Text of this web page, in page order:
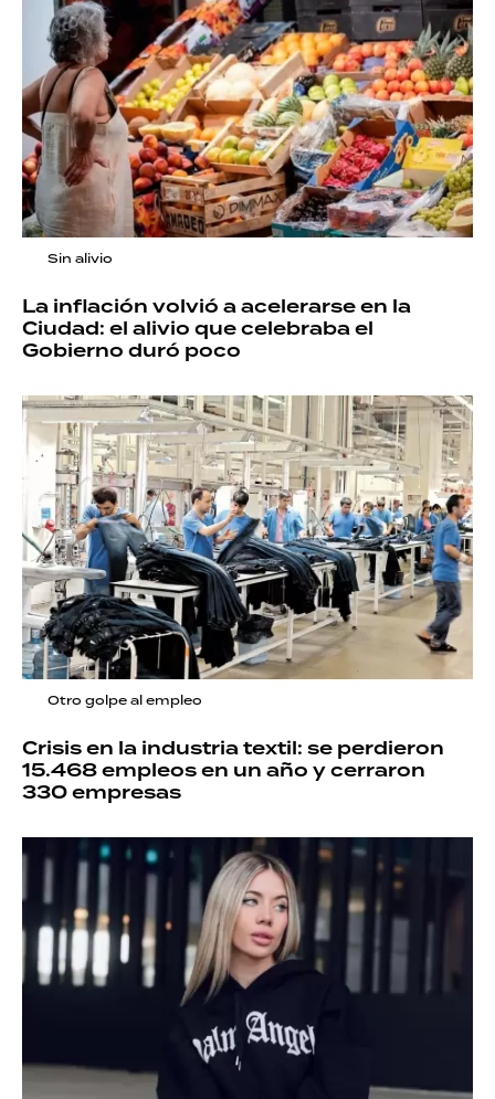
Sin alivio
La inflación volvió a acelerarse en la
Ciudad: el alivio que celebraba el
Gobierno duró poco
Otro golpe al empleo
Crisis en la industria textil: se perdieron
15.468 empleos en un año y cerraron
330 empresas